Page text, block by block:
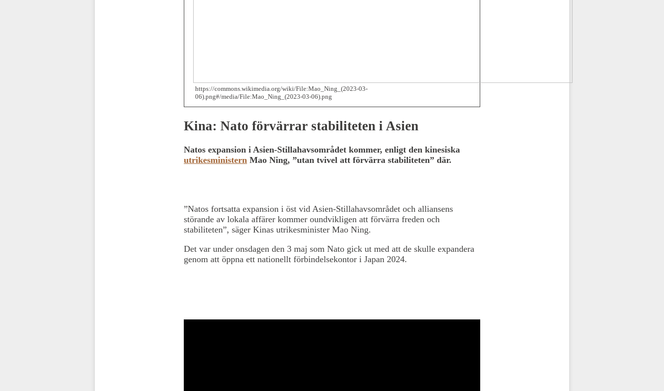
https://commons.wikimedia.org/wiki/File:Mao_Ning_(2023-03-
06).png#/media/File:Mao_Ning_(2023-03-06).png
Kina: Nato förvärrar stabiliteten i Asien
Natos expansion i Asien-Stillahavsområdet kommer, enligt den kinesiska
utrikesministern Mao Ning, ”utan tvivel att förvärra stabiliteten” där.
”Natos fortsatta expansion i öst vid Asien-Stillahavsområdet och alliansens
störande av lokala affärer kommer oundvikligen att förvärra freden och
stabiliteten”, säger Kinas utrikesminister Mao Ning.
Det var under onsdagen den 3 maj som Nato gick ut med att de skulle expandera
genom att öppna ett nationellt förbindelsekontor i Japan 2024.